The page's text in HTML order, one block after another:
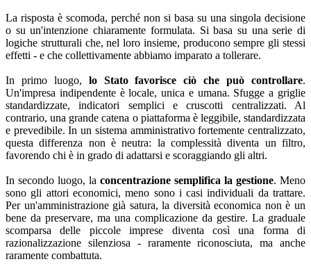
La risposta è scomoda, perché non si basa su una singola decisione
o su un'intenzione chiaramente formulata. Si basa su una serie di
logiche strutturali che, nel loro insieme, producono sempre gli stessi
effetti - e che collettivamente abbiamo imparato a tollerare.
In primo luogo, lo Stato favorisce ciò che può controllare.
Un'impresa indipendente è locale, unica e umana. Sfugge a griglie
standardizzate, indicatori semplici e cruscotti centralizzati. Al
contrario, una grande catena o piattaforma è leggibile, standardizzata
e prevedibile. In un sistema amministrativo fortemente centralizzato,
questa differenza non è neutra: la complessità diventa un filtro,
favorendo chi è in grado di adattarsi e scoraggiando gli altri.
In secondo luogo, la concentrazione semplifica la gestione. Meno
sono gli attori economici, meno sono i casi individuali da trattare.
Per un'amministrazione già satura, la diversità economica non è un
bene da preservare, ma una complicazione da gestire. La graduale
scomparsa delle piccole imprese diventa così una forma di
razionalizzazione silenziosa - raramente riconosciuta, ma anche
raramente combattuta.